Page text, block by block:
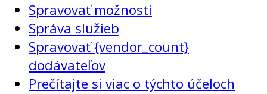
Spravovať možnosti
Správa služieb
Spravovať {vendor_count}
dodávateľov
Prečítajte si viac o týchto účeloch